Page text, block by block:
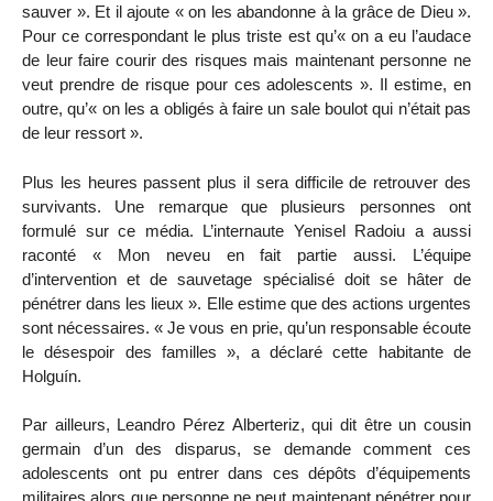
sauver ». Et il ajoute « on les abandonne à la grâce de Dieu ».
Pour ce correspondant le plus triste est qu’« on a eu l’audace
de leur faire courir des risques mais maintenant personne ne
veut prendre de risque pour ces adolescents ». Il estime, en
outre, qu’« on les a obligés à faire un sale boulot qui n’était pas
de leur ressort ».
Plus les heures passent plus il sera difficile de retrouver des
survivants. Une remarque que plusieurs personnes ont
formulé sur ce média. L’internaute Yenisel Radoiu a aussi
raconté « Mon neveu en fait partie aussi. L’équipe
d’intervention et de sauvetage spécialisé doit se hâter de
pénétrer dans les lieux ». Elle estime que des actions urgentes
sont nécessaires. « Je vous en prie, qu’un responsable écoute
le désespoir des familles », a déclaré cette habitante de
Holguín.
Par ailleurs, Leandro Pérez Alberteriz, qui dit être un cousin
germain d’un des disparus, se demande comment ces
adolescents ont pu entrer dans ces dépôts d’équipements